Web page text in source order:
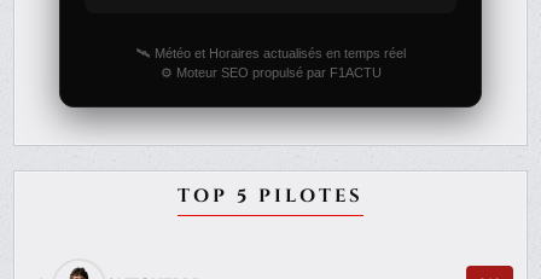
🛰️ Météo et Horaires actualisés en temps réel
⚙️ Moteur SEO propulsé par F1ACTU
TOP 5 PILOTES